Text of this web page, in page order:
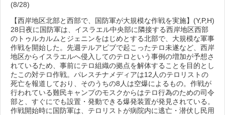
(8/28)
【西岸地区北部と西部で、国防軍が大規模な作戦を実施】(Y,P,H)
28日夜に国防軍は、イスラエル中央部に隣接する西岸地区西部
のトゥルカルムとジェニンをはじめとする北部で、大規模な軍事
作戦を開始した。先週テルアビブで起こったテロ未遂など、西岸
地区からイスラエルへ侵入してのテロという事例の増加が予想さ
れているため、事前にテロ組織の拠点を解体することを目的とし
たこの対テロ作戦。パレスチナメディアは12人のテロリストの
死亡を報道しており、そのうちの8人は空爆によるもの。作戦が
行われている難民キャンプのモスクからはテロ行為のための司令
部と、すぐにでも設置・発動できる爆発装置が発見されている。
作戦開始時に国防軍は、テロリストが病院内に逃亡・潜伏し民用